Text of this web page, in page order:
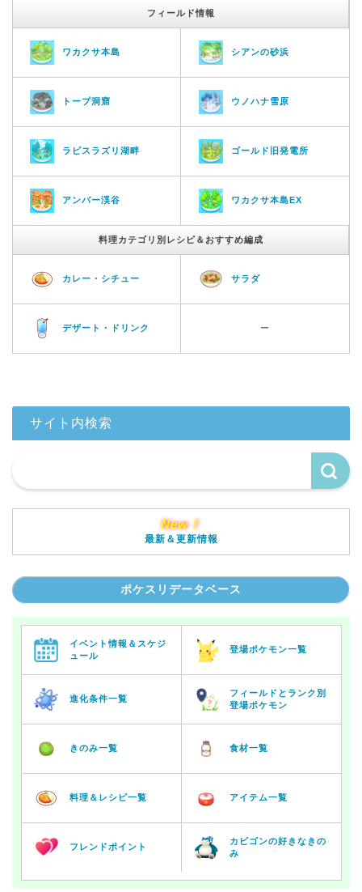
フィールド情報
ワカクサ本島 シアンの砂浜
トープ洞窟 ウノハナ雪原
ラピスラズリ湖畔 ゴールド旧発電所
アンバー渓谷 ワカクサ本島EX
料理カテゴリ別レシピ＆おすすめ編成
カレー・シチュー サラダ
デザート・ドリンク ー
サイト内検索
New！
最新＆更新情報
ポケスリデータベース
イベント情報＆スケジ
ュール
登場ポケモン一覧
進化条件一覧
フィールドとランク別
登場ポケモン
きのみ一覧 食材一覧
料理＆レシピ一覧 アイテム一覧
フレンドポイント
カビゴンの好きなきの
み